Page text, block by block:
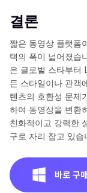
결론
짧은 동영상 플랫폼
택의 폭이 넓어졌
은 글로벌 스타부터
든 스타일이나 관객
텐츠의 호환성 문
하여 동영상을 변환
친화적이고 강력한
구로 자리 잡고 있습